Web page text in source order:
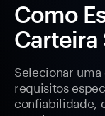
Como
Carteira
Selecionar
requisitos
confiabilidade,